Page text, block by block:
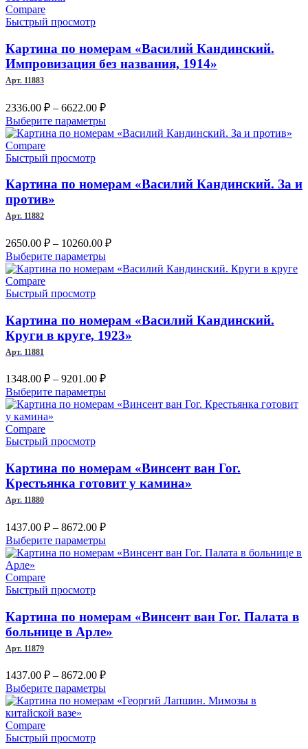
можно
выбрать
на
Compare
Быстрый просмотр
Картина по номерам «Василий Кандинский.
Импровизация без названия, 1914»
Арт. 11883
2336.00 ₽ – 6622.00 ₽Диапазон
цен:
2336.00 ₽
Выберите параметрыЭтот
товар
Опции
можно
товара.
Compare
Быстрый просмотр
Картина по номерам «Василий Кандинский. За и
против»
Арт. 11882
2650.00 ₽ – 10260.00 ₽Диапазон
2650.00 ₽
Выберите параметрыЭтот
товар
Опции
можно
выбрать
товара.
Compare
Быстрый просмотр
Картина по номерам «Василий Кандинский.
Круги в круге, 1923»
Арт. 11881
1348.00 ₽ – 9201.00 ₽Диапазон
цен:
1348.00 ₽
Выберите параметрыЭтот
товар
можно
выбрать
на
Compare
Быстрый просмотр
Картина по номерам «Винсент ван Гог.
Крестьянка готовит у камина»
Арт. 11880
1437.00 ₽ – 8672.00 ₽Диапазон
цен:
1437.00 ₽
Выберите параметрыЭтот
товар
можно
выбрать
на
Compare
Быстрый просмотр
Картина по номерам «Винсент ван Гог. Палата в
больнице в Арле»
Арт. 11879
1437.00 ₽ – 8672.00 ₽Диапазон
цен:
1437.00 ₽
Выберите параметрыЭтот
товар
Compare
Быстрый просмотр